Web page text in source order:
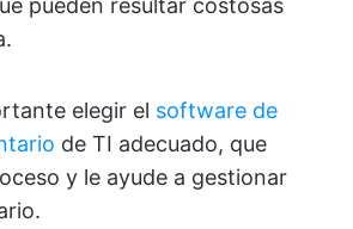
pueden resultar costosas
elegir el software de
de TI adecuado, que
y le ayude a gestionar